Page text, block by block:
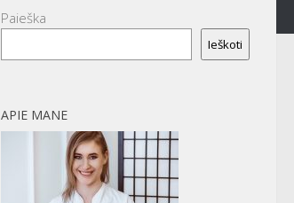
Paieška
Ieškoti
APIE MANE